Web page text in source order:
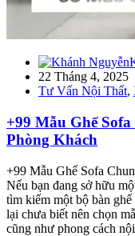
22 Tháng 4, 2025
Tư Vấn Nội Thất,
+99 Mẫu Ghế
Phòng Khách
+99 Mẫu Ghế Sofa
Nếu bạn đang sở hữu
tìm kiếm một bộ bàn
lại chưa biết nên chọn
cũng như phong cách